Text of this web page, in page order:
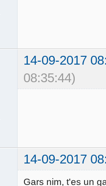
14-09-2017
08:35:44)
14-09-2017
Gars nim, t'es un